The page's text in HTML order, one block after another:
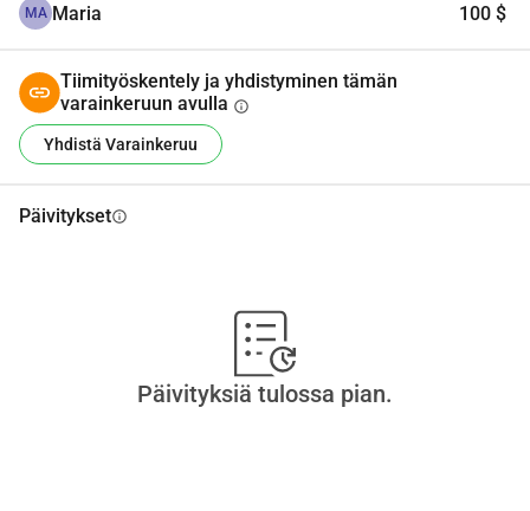
MA Maria 100 $
Tiimityöskentely ja yhdistyminen tämän
varainkeruun avulla info
Yhdistä Varainkeruu
Päivityksetinfo
Päivityksiä tulossa pian.